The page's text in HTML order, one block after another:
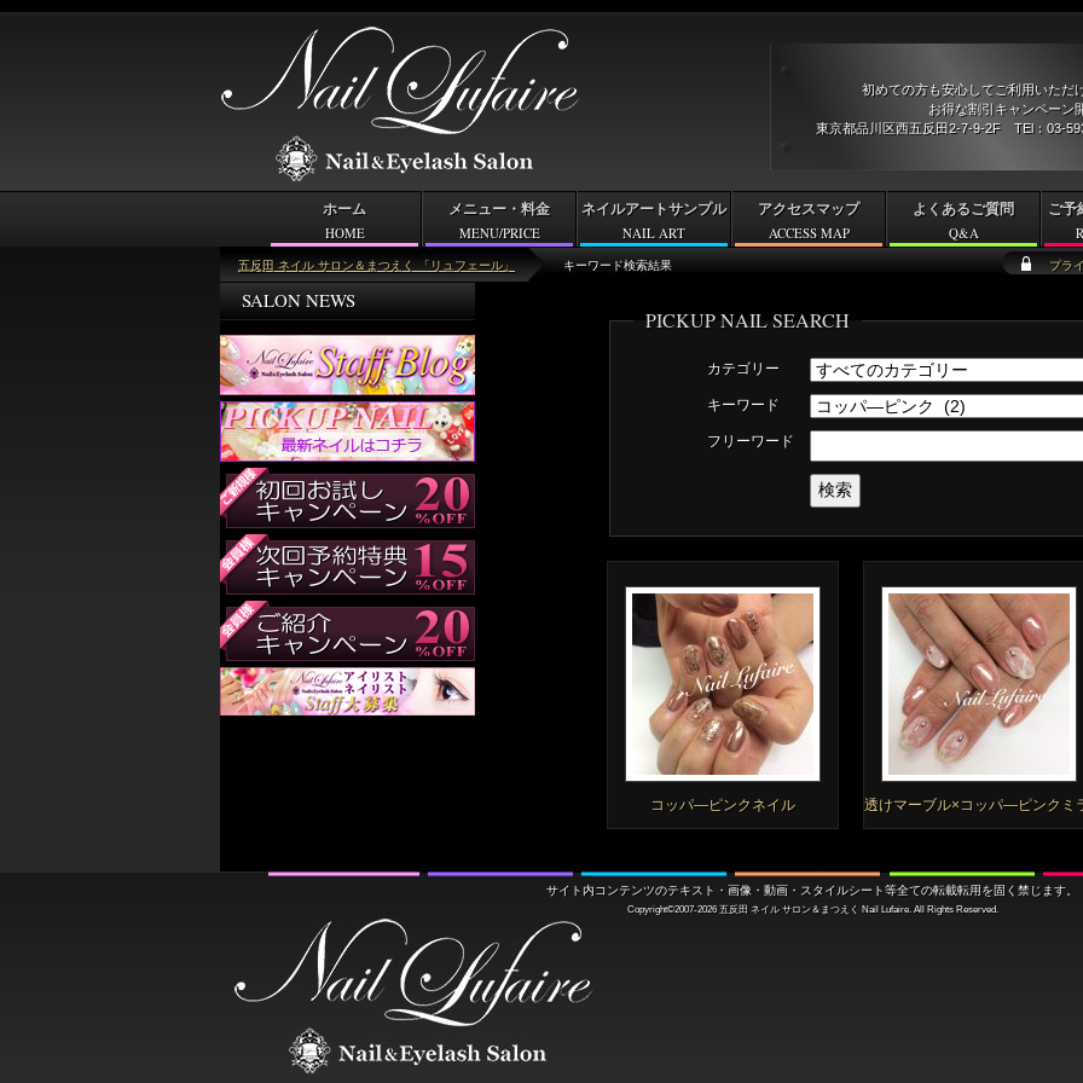
五反田 ネイル サロン＆まつえく 「リュフェール」 キーワード検索結果
＜キーワード＞コッパ―ピンク
PICKUP NAIL SEARCH
カテゴリー
キーワード
フリーワード
コッパ―ピンクネイル 透けマーブル×コッパ―ピンクミ
SALON NEWS
サイト内コンテンツのテキスト・画像・動画・スタイルシート等全ての転載転用を固く禁じます。
Copyright©2007-2026 五反田 ネイル サロン＆まつえく Nail Lufaire. All Rights Reserved.
プラ
初めての方も安心してご利用いただ
お得な割引キャンペーン
東京都品川区西五反田2-7-9-2F TEl：03-
ホーム
HOME
メニュー・料金
MENU/PRICE
ネイルアートサンプル
NAIL ART
アクセスマップ
ACCESS MAP
よくあるご質問
Q&A
ご予